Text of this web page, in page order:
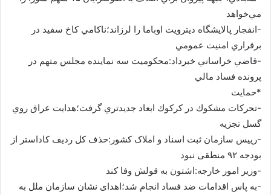
مي‌خواهد
-انفجار پالايشگاه ديترويت اوباما را لرزاند؛ناكامي كاخ سفيد در
برقراري امنيت عمومي
-قاضي خراساني خبرداد:محکوميت سه نماينده مجلس متهم در
پرونده فساد مالي
*حمایت
-تحركات مشكوك در كركوك ابعاد جديدتري گرفت؛هدايت عراق روي
گسل تجزيه
-رییس سازمان ثبت اسناد و املاک کشور:حذف کل ردیف کاداستر از
بودجه ۹۲ منطقی نبود
-وزیر امور خارجه:اشتون به قولش وفا كند
-به پاس اقدامات ضد فساد انجام شد؛اهدای نشان سازمان ملل به